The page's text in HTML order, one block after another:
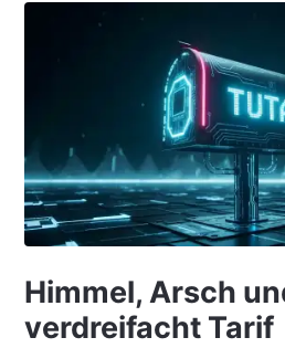
Himmel, Arsch
verdreifacht Tarif